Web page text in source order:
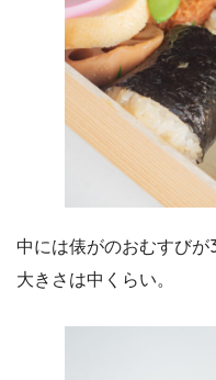
中には俵がのおむすびが3
大きさは中くらい。